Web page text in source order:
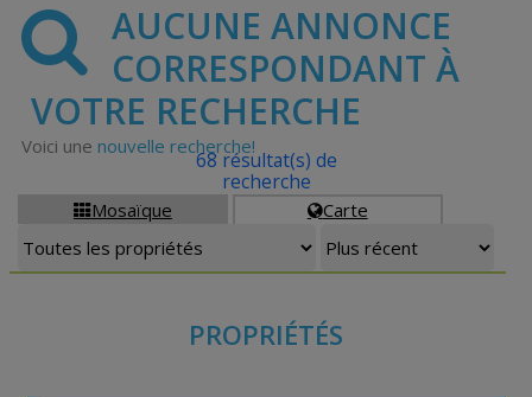
AUCUNE ANNONCE
CORRESPONDANT À
VOTRE RECHERCHE
Voici une nouvelle recherche!
Mosaïque Carte
68 résultat(s) de
recherche
PROPRIÉTÉS